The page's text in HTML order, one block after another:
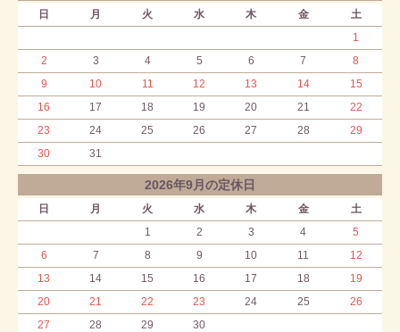
日 月 火 水 木 金
土
1
2
3 4 5 6 7
8
9
10 11 12 13 14
15
16
17 18 19 20 21
22
23
24 25 26 27 28
29
30
31
2026年9月の定休日
日 月 火 水 木 金
土
1
2 3 4
5
6
7 8 9 10 11
12
13
14 15 16 17 18
19
20
21 22 23 24 25
26
27
28 29 30